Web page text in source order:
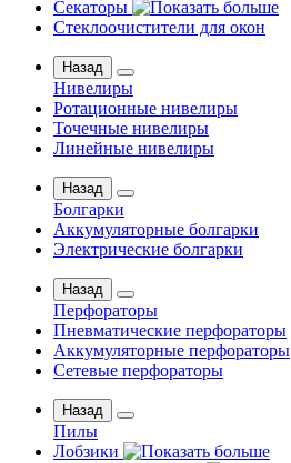
Секаторы
Стеклоочистители для окон
Назад
Нивелиры
Ротационные нивелиры
Точечные нивелиры
Линейные нивелиры
Назад
Болгарки
Аккумуляторные болгарки
Электрические болгарки
Назад
Перфораторы
Пневматические перфораторы
Аккумуляторные перфораторы
Сетевые перфораторы
Назад
Пилы
Лобзики